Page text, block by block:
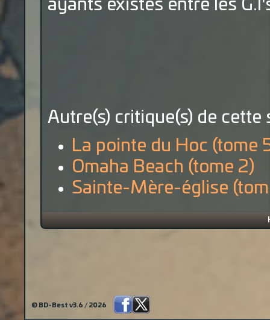
ayants existés entre les
Autre(s) critique(s) de cette
La pointe du Hoc (tome
Omaha Beach (tome 2)
Sainte-Mère-église
© BD-Best v3.6 / 2026